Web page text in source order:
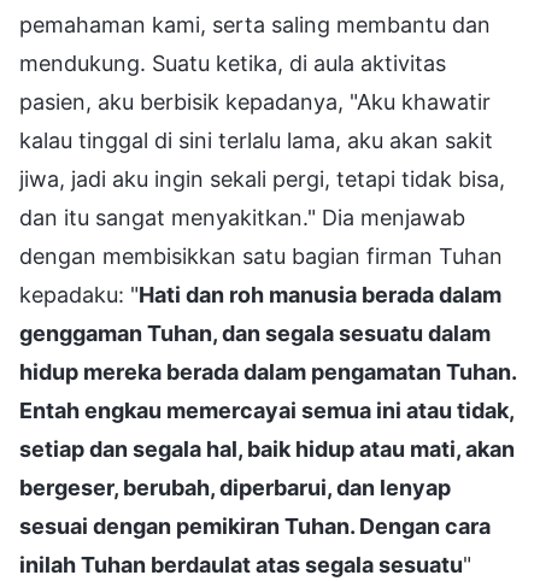
pemahaman kami, serta saling membantu dan
mendukung. Suatu ketika, di aula aktivitas
pasien, aku berbisik kepadanya, "Aku khawatir
kalau tinggal di sini terlalu lama, aku akan sakit
jiwa, jadi aku ingin sekali pergi, tetapi tidak bisa,
dan itu sangat menyakitkan." Dia menjawab
dengan membisikkan satu bagian firman Tuhan
kepadaku: "Hati dan roh manusia berada dalam
genggaman Tuhan, dan segala sesuatu dalam
hidup mereka berada dalam pengamatan Tuhan.
Entah engkau memercayai semua ini atau tidak,
setiap dan segala hal, baik hidup atau mati, akan
bergeser, berubah, diperbarui, dan lenyap
sesuai dengan pemikiran Tuhan. Dengan cara
inilah Tuhan berdaulat atas segala sesuatu"